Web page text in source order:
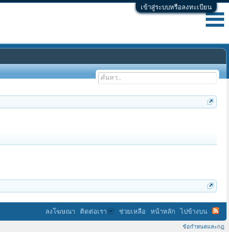
เข้าสู่ระบบหรือลงทะเบียน
ลงโฆษณา ติดต่อเรา ช่วยเหลือ หน้าหลัก ไปข้างบน
ข้อกำหนดและกฎ